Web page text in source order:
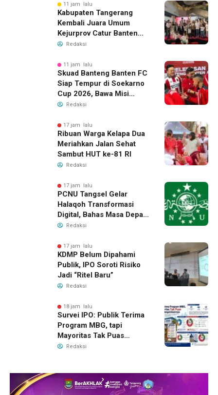
11 jam lalu
Kabupaten Tangerang
Kembali Juara Umum
Kejurprov Catur Banten
2026, Raih 24 Medali
Redaksi
11 jam lalu
Skuad Banteng Banten FC
Siap Tempur di Soekarno
Cup 2026, Bawa Misi
Harumkan Nama Banten
Redaksi
17 jam lalu
Ribuan Warga Kelapa Dua
Meriahkan Jalan Sehat
Sambut HUT ke-81 RI
Redaksi
17 jam lalu
PCNU Tangsel Gelar
Halaqoh Transformasi
Digital, Bahas Masa Depan
NU di Era Disrupsi
Redaksi
17 jam lalu
KDMP Belum Dipahami
Publik, IPO Soroti Risiko
Jadi “Ritel Baru”
Redaksi
18 jam lalu
Survei IPO: Publik Terima
Program MBG, tapi
Mayoritas Tak Puas
dengan Pengelolaannya
Redaksi